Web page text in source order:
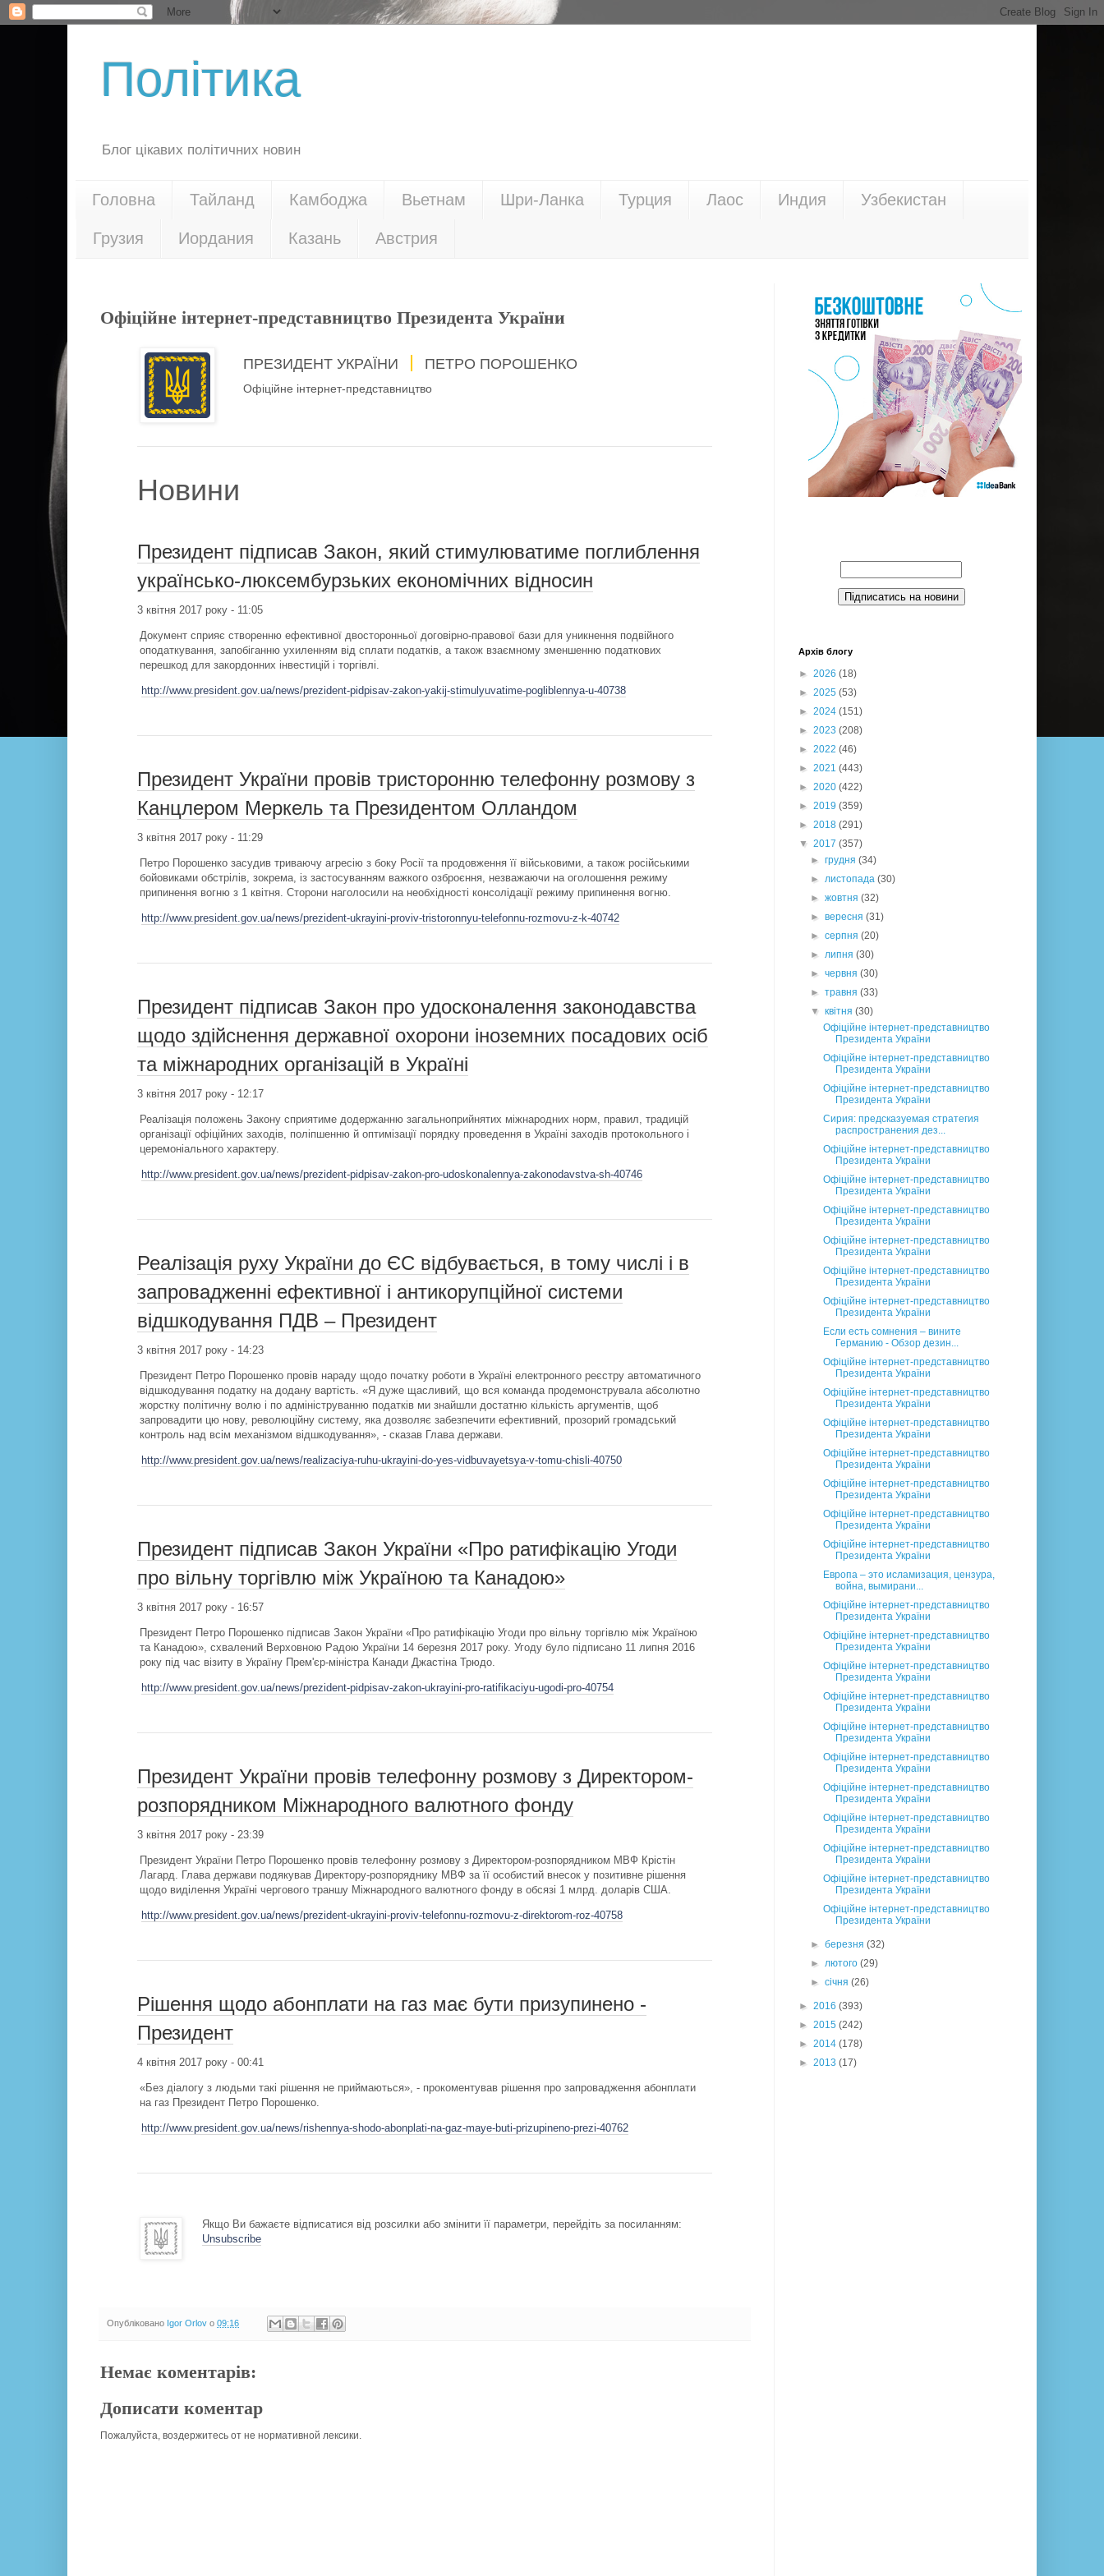
Політика
Блог цікавих політичних новин
Головна Тайланд Камбоджа Вьетнам Шри-Ланка Турция Лаос Индия Узбекистан
Грузия Иордания Казань Австрия
Офіційне інтернет-представництво Президента України
ПРЕЗИДЕНТ УКРАЇНИ ПЕТРО ПОРОШЕНКО
Офіційне інтернет-представництво
Новини
Президент підписав Закон, який стимулюватиме поглиблення
українсько-люксембурзьких економічних відносин
3 квітня 2017 року - 11:05
Документ сприяє створенню ефективної двосторонньої договірно-правової бази для уникнення подвійного
оподаткування, запобіганню ухиленням від сплати податків, а також взаємному зменшенню податкових
перешкод для закордонних інвестицій і торгівлі.
http://www.president.gov.ua/news/prezident-pidpisav-zakon-yakij-stimulyuvatime-pogliblennya-u-40738
Президент України провів тристоронню телефонну розмову з
Канцлером Меркель та Президентом Олландом
3 квітня 2017 року - 11:29
Петро Порошенко засудив триваючу агресію з боку Росії та продовження її військовими, а також російськими
бойовиками обстрілів, зокрема, із застосуванням важкого озброєння, незважаючи на оголошення режиму
припинення вогню з 1 квітня. Сторони наголосили на необхідності консолідації режиму припинення вогню.
http://www.president.gov.ua/news/prezident-ukrayini-proviv-tristoronnyu-telefonnu-rozmovu-z-k-40742
Президент підписав Закон про удосконалення законодавства
щодо здійснення державної охорони іноземних посадових осіб
та міжнародних організацій в Україні
3 квітня 2017 року - 12:17
Реалізація положень Закону сприятиме додержанню загальноприйнятих міжнародних норм, правил, традицій
організації офіційних заходів, поліпшенню й оптимізації порядку проведення в Україні заходів протокольного і
церемоніального характеру.
http://www.president.gov.ua/news/prezident-pidpisav-zakon-pro-udoskonalennya-zakonodavstva-sh-40746
Реалізація руху України до ЄС відбувається, в тому числі і в
запровадженні ефективної і антикорупційної системи
відшкодування ПДВ – Президент
3 квітня 2017 року - 14:23
Президент Петро Порошенко провів нараду щодо початку роботи в Україні електронного реєстру автоматичного
відшкодування податку на додану вартість. «Я дуже щасливий, що вся команда продемонструвала абсолютно
жорстку політичну волю і по адмініструванню податків ми знайшли достатню кількість аргументів, щоб
запровадити цю нову, революційну систему, яка дозволяє забезпечити ефективний, прозорий громадський
контроль над всім механізмом відшкодування», - сказав Глава держави.
http://www.president.gov.ua/news/realizaciya-ruhu-ukrayini-do-yes-vidbuvayetsya-v-tomu-chisli-40750
Президент підписав Закон України «Про ратифікацію Угоди
про вільну торгівлю між Україною та Канадою»
3 квітня 2017 року - 16:57
Президент Петро Порошенко підписав Закон України «Про ратифікацію Угоди про вільну торгівлю між Україною
та Канадою», схвалений Верховною Радою України 14 березня 2017 року. Угоду було підписано 11 липня 2016
року під час візиту в Україну Прем'єр-міністра Канади Джастіна Трюдо.
http://www.president.gov.ua/news/prezident-pidpisav-zakon-ukrayini-pro-ratifikaciyu-ugodi-pro-40754
Президент України провів телефонну розмову з Директором-
розпорядником Міжнародного валютного фонду
3 квітня 2017 року - 23:39
Президент України Петро Порошенко провів телефонну розмову з Директором-розпорядником МВФ Крістін
Лагард. Глава держави подякував Директору-розпоряднику МВФ за її особистий внесок у позитивне рішення
щодо виділення Україні чергового траншу Міжнародного валютного фонду в обсязі 1 млрд. доларів США.
http://www.president.gov.ua/news/prezident-ukrayini-proviv-telefonnu-rozmovu-z-direktorom-roz-40758
Рішення щодо абонплати на газ має бути призупинено -
Президент
4 квітня 2017 року - 00:41
«Без діалогу з людьми такі рішення не приймаються», - прокоментував рішення про запровадження абонплати
на газ Президент Петро Порошенко.
http://www.president.gov.ua/news/rishennya-shodo-abonplati-na-gaz-maye-buti-prizupineno-prezi-40762
Якщо Ви бажаєте відписатися від розсилки або змінити її параметри, перейдіть за посиланням:
Unsubscribe
Опубліковано Igor Orlov о 09:16
Немає коментарів:
Дописати коментар
Пожалуйста, воздержитесь от не нормативной лексики.
Архів блогу
► 2026 (18)
► 2025 (53)
► 2024 (151)
► 2023 (208)
► 2022 (46)
► 2021 (443)
► 2020 (422)
► 2019 (359)
► 2018 (291)
▼ 2017 (357)
►грудня(34)
►листопада(30)
►жовтня(32)
►вересня(31)
►серпня(20)
►липня(30)
►червня(30)
►травня(33)
▼квітня(30)
Офіційне інтернет-представництво
Президента України
Офіційне інтернет-представництво
Президента України
Офіційне інтернет-представництво
Президента України
Сирия: предсказуемая стратегия
распространения дез...
Офіційне інтернет-представництво
Президента України
Офіційне інтернет-представництво
Президента України
Офіційне інтернет-представництво
Президента України
Офіційне інтернет-представництво
Президента України
Офіційне інтернет-представництво
Президента України
Офіційне інтернет-представництво
Президента України
Если есть сомнения – вините
Германию - Обзор дезин...
Офіційне інтернет-представництво
Президента України
Офіційне інтернет-представництво
Президента України
Офіційне інтернет-представництво
Президента України
Офіційне інтернет-представництво
Президента України
Офіційне інтернет-представництво
Президента України
Офіційне інтернет-представництво
Президента України
Офіційне інтернет-представництво
Президента України
Европа – это исламизация, цензура,
война, вымирани...
Офіційне інтернет-представництво
Президента України
Офіційне інтернет-представництво
Президента України
Офіційне інтернет-представництво
Президента України
Офіційне інтернет-представництво
Президента України
Офіційне інтернет-представництво
Президента України
Офіційне інтернет-представництво
Президента України
Офіційне інтернет-представництво
Президента України
Офіційне інтернет-представництво
Президента України
Офіційне інтернет-представництво
Президента України
Офіційне інтернет-представництво
Президента України
Офіційне інтернет-представництво
Президента України
►березня(32)
►лютого(29)
►січня(26)
► 2016 (393)
► 2015 (242)
► 2014 (178)
► 2013 (17)